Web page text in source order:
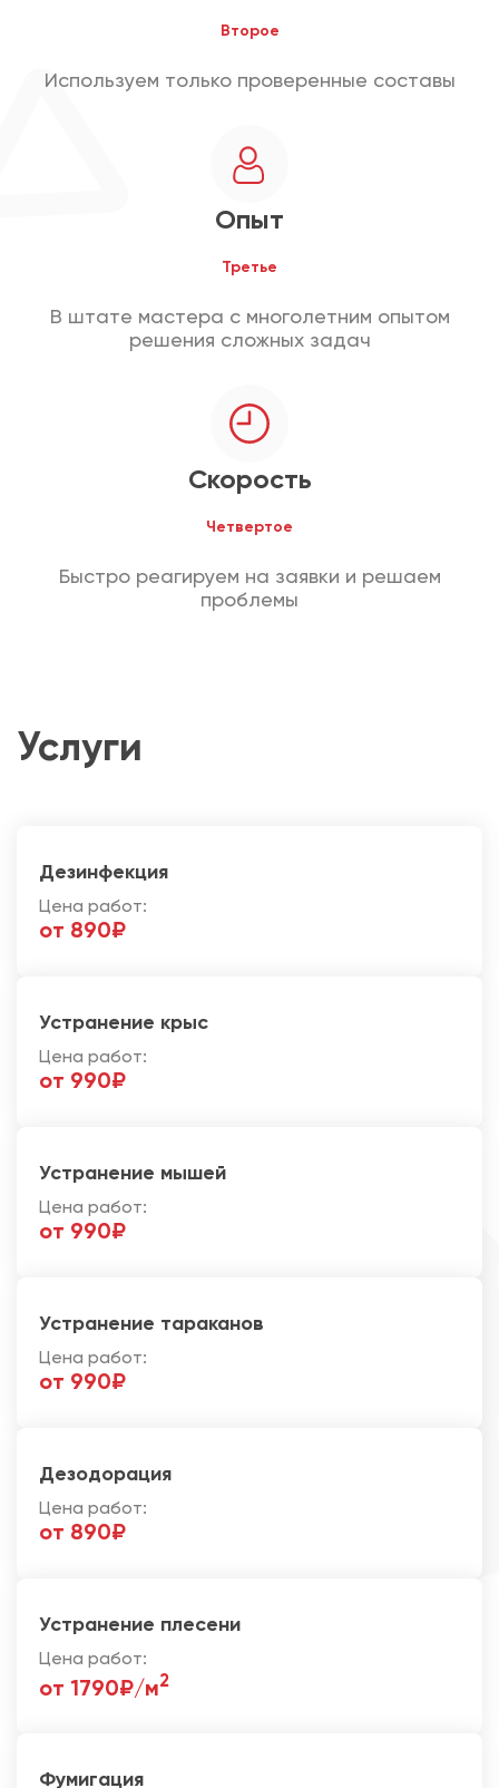
Второе
Используем только проверенные составы
Опыт
Третье
В штате мастера с многолетним опытом
решения сложных задач
Скорость
Четвертое
Быстро реагируем на заявки и решаем
проблемы
Услуги
Дезинфекция
Цена работ:
от 890₽
Устранение крыс
Цена работ:
от 990₽
Устранение мышей
Цена работ:
от 990₽
Устранение тараканов
Цена работ:
от 990₽
Дезодорация
Цена работ:
от 890₽
Устранение плесени
Цена работ:
от 1790₽/м2
Фумигация